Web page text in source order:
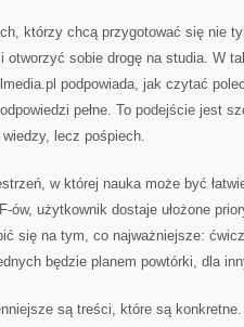
którzy chcą przygotować się nie
otworzyć sobie drogę na studia. W
podpowiada, jak czytać
pełne. To podejście jest
lecz pośpiech.
w której nauka może być
ów, użytkownik dostaje ułożone
się na tym, co najważniejsze:
będzie planem powtórki, dla
są treści, które są